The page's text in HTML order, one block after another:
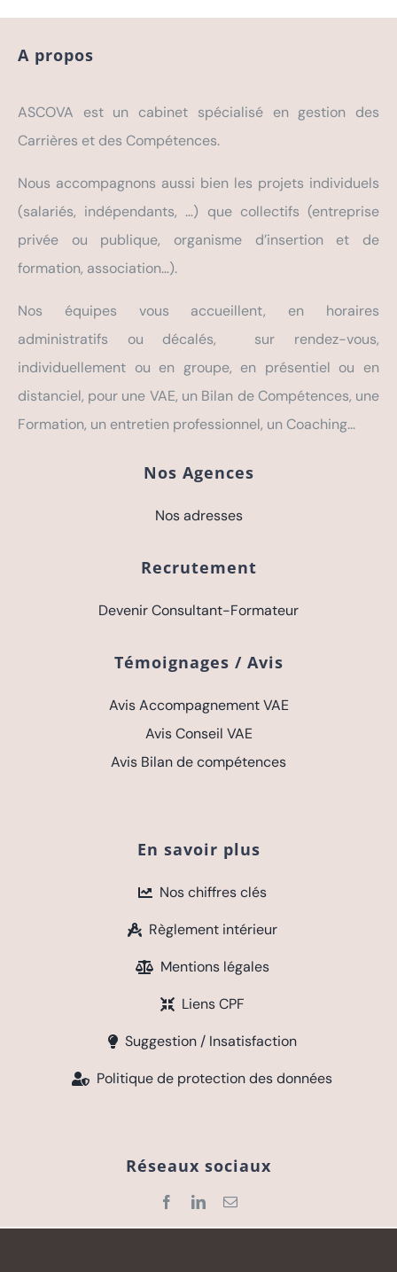
A propos
ASCOVA est un cabinet spécialisé en gestion des
Carrières et des Compétences.
Nous accompagnons aussi bien les projets individuels
(salariés, indépendants, …) que collectifs (entreprise
privée ou publique, organisme d’insertion et de
formation, association…).
Nos équipes vous accueillent, en horaires
administratifs ou décalés, sur rendez-vous,
individuellement ou en groupe, en présentiel ou en
distanciel, pour une VAE, un Bilan de Compétences, une
Formation, un entretien professionnel, un Coaching…
Nos Agences
Nos adresses
Recrutement
Devenir Consultant-Formateur
Témoignages / Avis
Avis Accompagnement VAE
Avis Conseil VAE
Avis Bilan de compétences
En savoir plus
Nos chiffres clés
Règlement intérieur
Mentions légales
Liens CPF
Suggestion / Insatisfaction
Politique de protection des données
Réseaux sociaux